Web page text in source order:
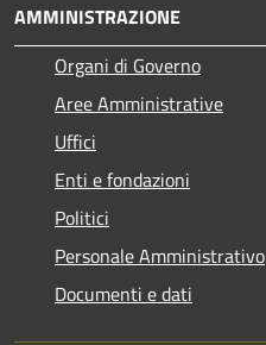
AMMINISTRAZIONE
Organi di Governo
Aree Amministrative
Uffici
Enti e fondazioni
Politici
Personale Amministrativo
Documenti e dati